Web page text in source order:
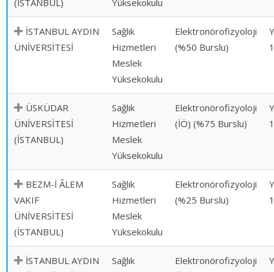
(İSTANBUL)
Yüksekokulu
İSTANBUL AYDIN
ÜNİVERSİTESİ
Sağlık
Hizmetleri
Meslek
Yüksekokulu
Elektronörofizyoloji
(%50 Burslu)
1
ÜSKÜDAR
ÜNİVERSİTESİ
(İSTANBUL)
Sağlık
Hizmetleri
Meslek
Yüksekokulu
Elektronörofizyoloji
(İÖ) (%75 Burslu)
1
BEZM-İ ÂLEM
VAKIF
ÜNİVERSİTESİ
(İSTANBUL)
Sağlık
Hizmetleri
Meslek
Yüksekokulu
Elektronörofizyoloji
(%25 Burslu)
1
İSTANBUL AYDIN
Sağlık
Elektronörofizyoloji